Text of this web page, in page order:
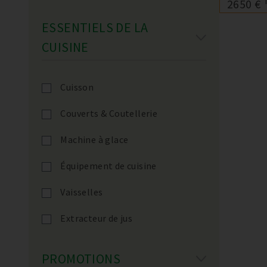
ESSENTIELS DE LA
CUISINE
Cuisson
Couverts & Coutellerie
Machine à glace
Équipement de cuisine
Vaisselles
Extracteur de jus
PROMOTIONS
2650 €